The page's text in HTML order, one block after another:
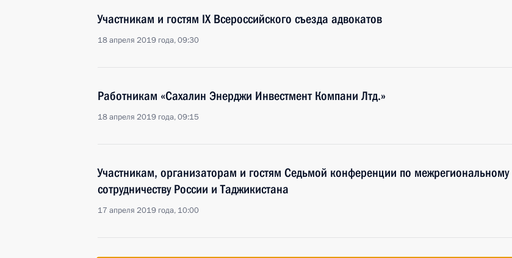
Участникам и гостям IX Всероссийского съезда адвокатов
18 апреля 2019 года, 09:30
Работникам «Сахалин Энерджи Инвестмент Компани Лтд.»
18 апреля 2019 года, 09:15
Участникам, организаторам и гостям Седьмой конференции по межрегиональному
сотрудничеству России и Таджикистана
17 апреля 2019 года, 10:00